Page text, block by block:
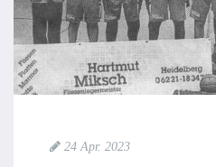
24 Apr. 2023